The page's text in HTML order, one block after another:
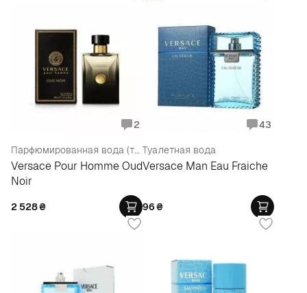
2
Парфюмированная вода (тестер)
Versace Pour Homme Oud
Noir
2 528₴
43
Туалетная вода
Versace Man Eau Fraiche
96₴